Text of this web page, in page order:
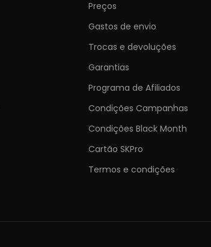
Preços
Gastos de envio
Trocas e devoluções
Garantias
Programa de Afiliados
Condições Campanhas
Condições Black Month
Cartão SKPro
Termos e condições